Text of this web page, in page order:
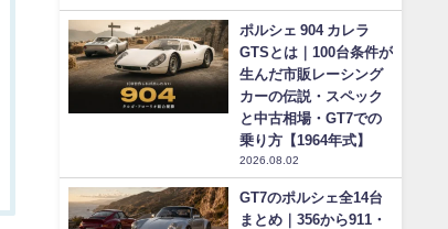
ポルシェ 904 カレラ
GTSとは｜100台条件が
生んだ市販レーシング
カーの伝説・スペック
と中古相場・GT7での
乗り方【1964年式】
2026.08.02
GT7のポルシェ全14台
まとめ｜356から911・